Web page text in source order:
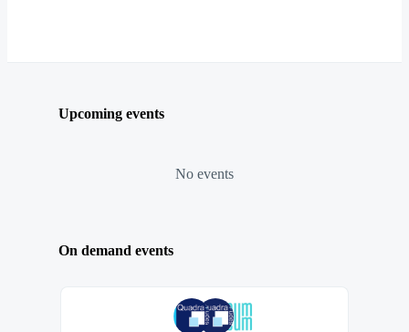
Upcoming events
No events
On demand events